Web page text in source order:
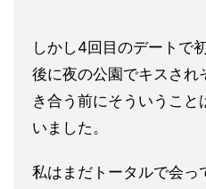
しかし4回目のデートで
後に夜の公園でキスされ
き合う前にそういうこと
いました。
私はまだトータルで会っ